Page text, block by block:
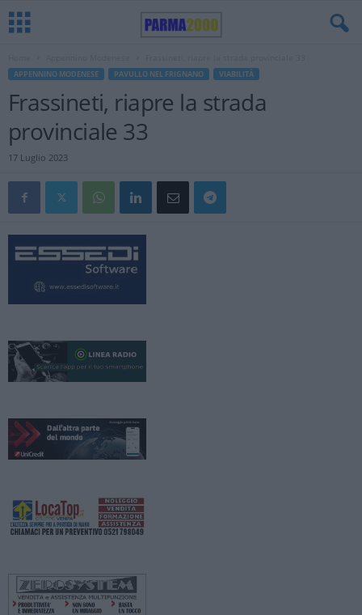
APPENNINO MODENESE PAVULLO NEL FRIGNANO VIABILITÀ
Frassineti, riapre la strada
provinciale 33
17 Luglio 2023